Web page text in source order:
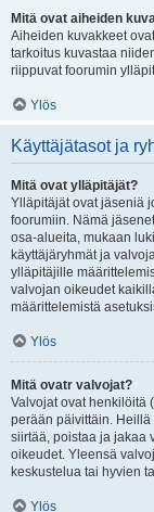
Mitä ovat aiheiden
Aiheiden kuvakkeet
tarkoitus kuvastaa
riippuvat foorumin
Ylös
Käyttäjätasot ja
Mitä ovat ylläpitäjät?
Ylläpitäjät ovat jäseniä
foorumiin. Nämä
osa-alueita, mukaan
käyttäjäryhmät ja
ylläpitäjille
valvojan oikeudet
määrittelemistä
Ylös
Mitä ovatr valvojat?
Valvojat ovat henkilöitä
perään päivittäin.
siirtää, poistaa ja jakaa
oikeudet. Yleensä
keskustelua tai hyvien
Ylös